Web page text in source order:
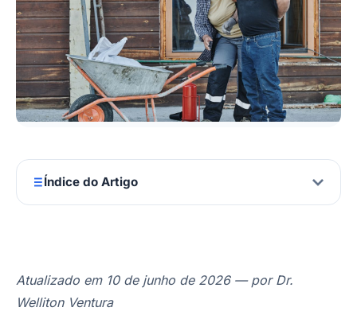
Índice do Artigo
Atualizado em 10 de junho de 2026 — por Dr.
Welliton Ventura